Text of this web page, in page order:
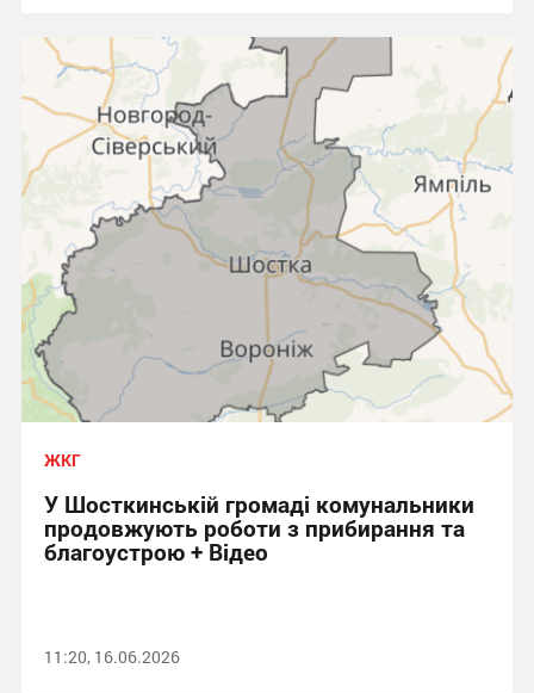
ЖКГ
У Шосткинській громаді комунальники
продовжують роботи з прибирання та
благоустрою + Відео
11:20, 16.06.2026